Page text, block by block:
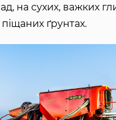
на сухих, важких
ґрунтах.